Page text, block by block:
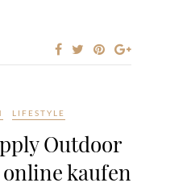
LIFESTYLE
Outdoor
kaufen